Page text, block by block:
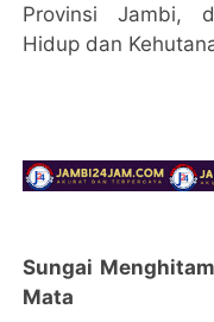
Provinsi Jambi,
Hidup dan
Sungai
Mata